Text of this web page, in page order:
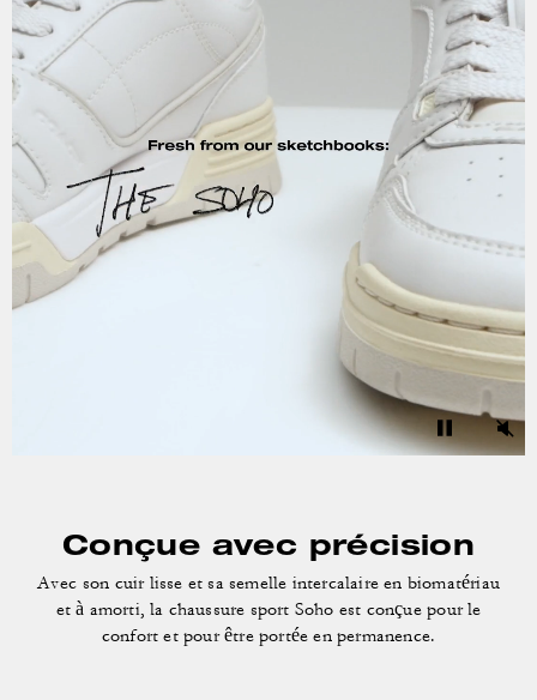
Conçue avec précision
Avec son cuir lisse et sa semelle intercalaire en biomatériau
et à amorti, la chaussure sport Soho est conçue pour le
confort et pour être portée en permanence.